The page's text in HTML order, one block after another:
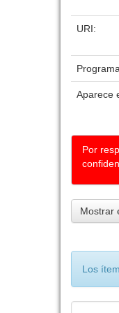
URI:
Aparece
Por
Mostrar
Los